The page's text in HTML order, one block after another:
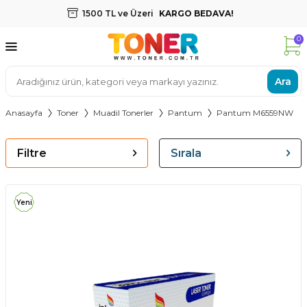
1500 TL ve Üzeri KARGO BEDAVA!
Ara
0
Anasayfa Toner Muadil Tonerler Pantum Pantum M6559NW
Filtre Sırala
Yeni